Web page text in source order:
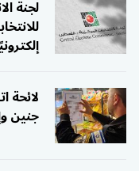
لجنة
جنين